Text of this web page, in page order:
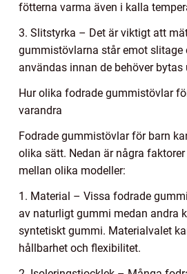
fötterna varma även i kalla
3. Slitstyrka – Det är viktigt att
gummistövlarna står emot slitage
användas innan de behöver bytas
Hur olika fodrade gummistövlar
varandra
Fodrade gummistövlar för barn
olika sätt. Nedan är några
mellan olika modeller:
1. Material – Vissa fodrade
av naturligt gummi medan andra
syntetiskt gummi. Materialvalet
hållbarhet och flexibilitet.